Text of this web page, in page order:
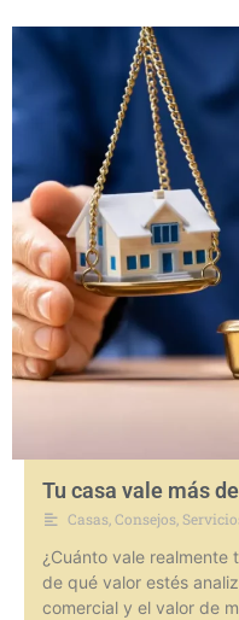
Tu casa vale más
Casas Consejos
¿Cuánto vale realmente
de qué valor estés
comercial y el valor de